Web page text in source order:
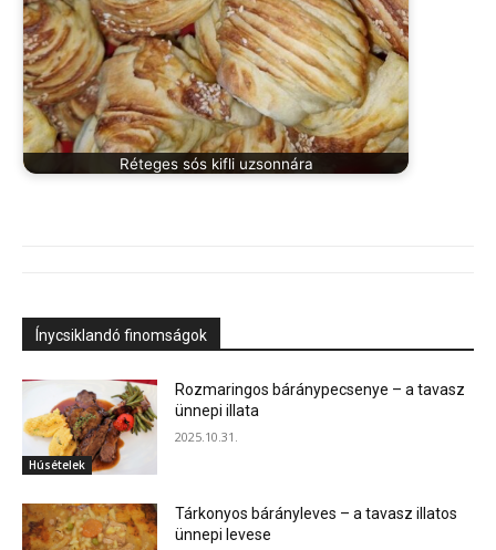
Réteges sós kifli uzsonnára
Ínycsiklandó finomságok
Húsételek
Rozmaringos báránypecsenye – a tavasz
ünnepi illata
2025.10.31.
Tárkonyos bárányleves – a tavasz illatos
ünnepi levese